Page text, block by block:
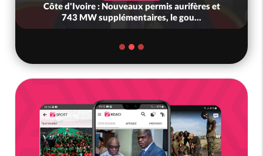
Côte d'Ivoire : Nouveaux permis aurifères et
743 MW supplémentaires, le gou...